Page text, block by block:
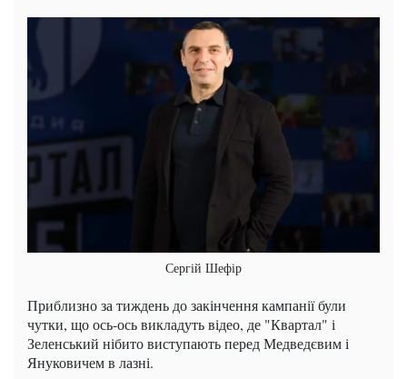
Сергій Шефір
Приблизно за тиждень до закінчення кампанії були
чутки, що ось-ось викладуть відео, де "Квартал" і
Зеленський нібито виступають перед Медведєвим і
Януковичем в лазні.